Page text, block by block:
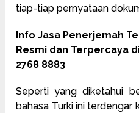
tiap-tiap pernyataan
Info Jasa Penerjemah
Resmi dan Terpercaya
2768 8883
Seperti yang diketahui
bahasa Turki ini terdengar